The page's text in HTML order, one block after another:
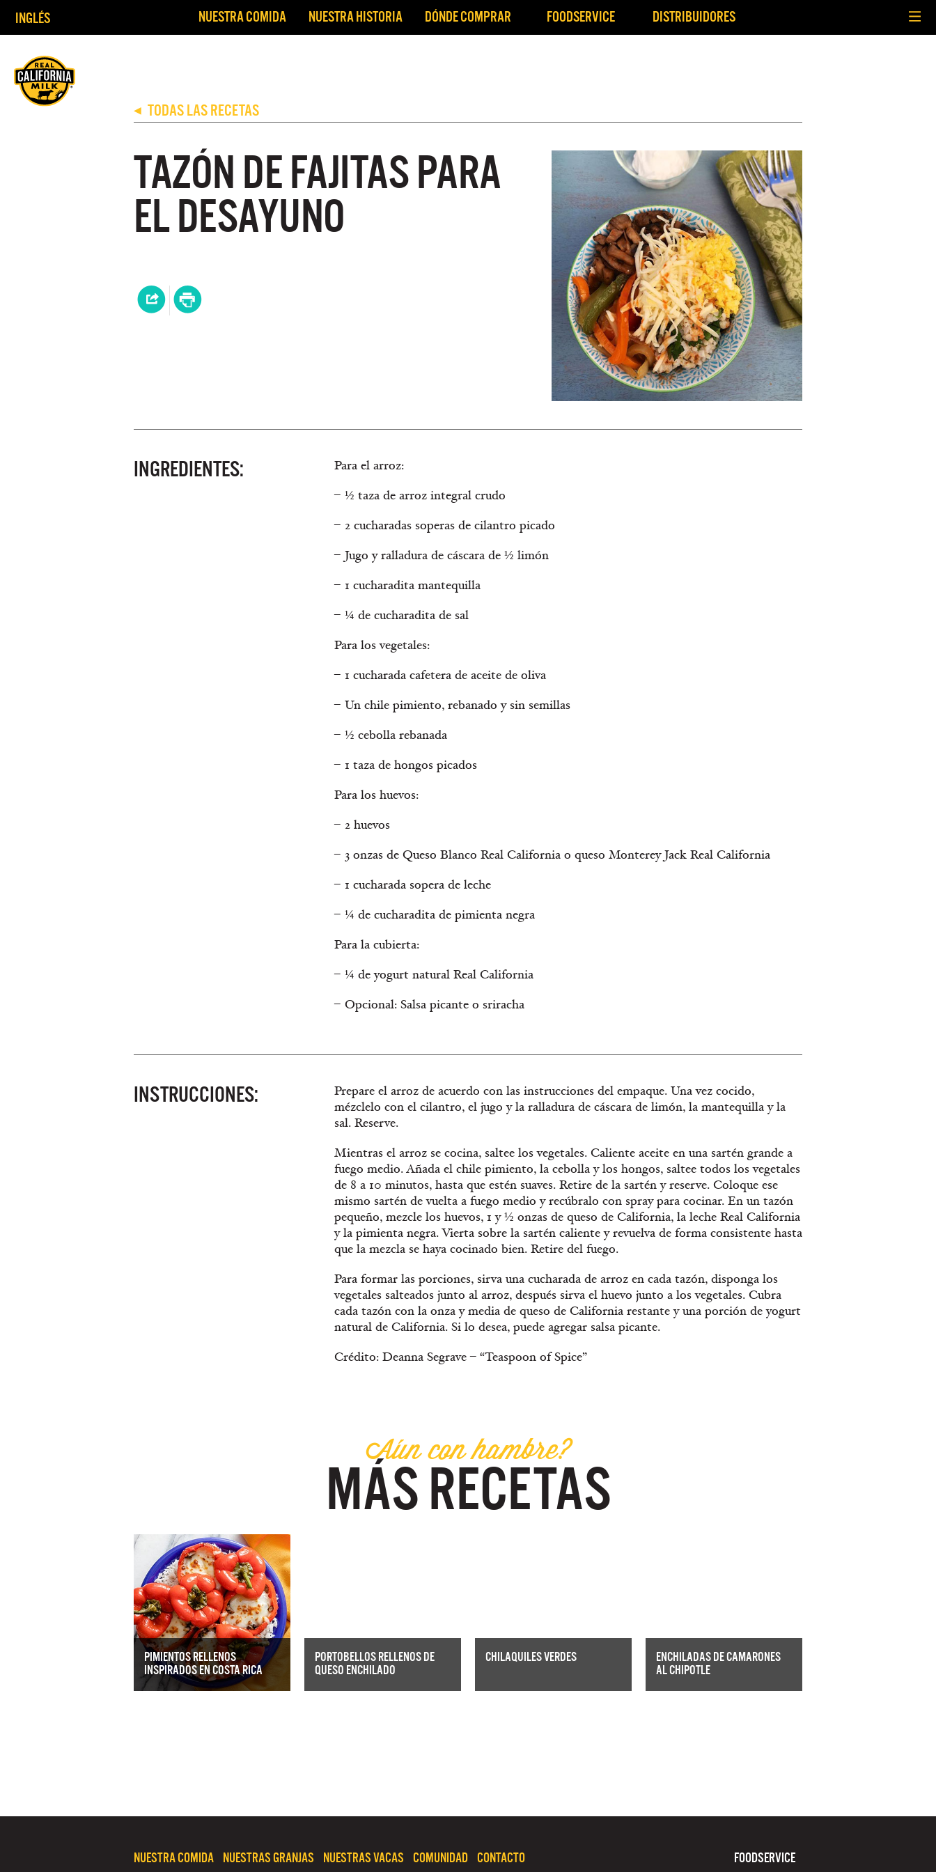
INGLÉS NUESTRA COMIDA NUESTRA HISTORIA DÓNDE COMPRAR FOODSERVICE DISTRIBUIDORES
Nuestra Comida Nuestras Granjas Nuestras Vacas Comunidad
◀ TODAS LAS RECETAS
TAZÓN DE FAJITAS PARA
EL DESAYUNO
INGREDIENTES:
Para el arroz:
½ taza de arroz integral crudo
2 cucharadas soperas de cilantro picado
Jugo y ralladura de cáscara de ½ limón
1 cucharadita mantequilla
¼ de cucharadita de sal
Para los vegetales:
1 cucharada cafetera de aceite de oliva
Un chile pimiento, rebanado y sin semillas
½ cebolla rebanada
1 taza de hongos picados
Para los huevos:
2 huevos
3 onzas de Queso Blanco Real California o queso Monterey Jack Real California
1 cucharada sopera de leche
¼ de cucharadita de pimienta negra
Para la cubierta:
¼ de yogurt natural Real California
Opcional: Salsa picante o sriracha
INSTRUCCIONES:
Prepare el arroz de acuerdo con las instrucciones del empaque. Una vez cocido,
mézclelo con el cilantro, el jugo y la ralladura de cáscara de limón, la mantequilla y la
sal. Reserve.
Mientras el arroz se cocina, saltee los vegetales. Caliente aceite en una sartén grande a
fuego medio. Añada el chile pimiento, la cebolla y los hongos, saltee todos los vegetales
de 8 a 10 minutos, hasta que estén suaves. Retire de la sartén y reserve. Coloque ese
mismo sartén de vuelta a fuego medio y recúbralo con spray para cocinar. En un tazón
pequeño, mezcle los huevos, 1 y ½ onzas de queso de California, la leche Real California
y la pimienta negra. Vierta sobre la sartén caliente y revuelva de forma consistente hasta
que la mezcla se haya cocinado bien. Retire del fuego.
Para formar las porciones, sirva una cucharada de arroz en cada tazón, disponga los
vegetales salteados junto al arroz, después sirva el huevo junto a los vegetales. Cubra
cada tazón con la onza y media de queso de California restante y una porción de yogurt
natural de California. Si lo desea, puede agregar salsa picante.
Crédito: Deanna Segrave – “Teaspoon of Spice”
Aun con hambre?
MÁS RECETAS
PIMIENTOS RELLENOS
INSPIRADOS EN COSTA RICA
PORTOBELLOS RELLENOS DE
QUESO ENCHILADO
CHILAQUILES VERDES
ENCHILADAS DE CAMARONES
AL CHIPOTLE
NUESTRA COMIDA NUESTRAS GRANJAS NUESTRAS VACAS COMUNIDAD CONTACTO FOODSERVICE